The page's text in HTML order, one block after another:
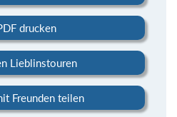
drucken
Lieblinstouren
Freunden teilen